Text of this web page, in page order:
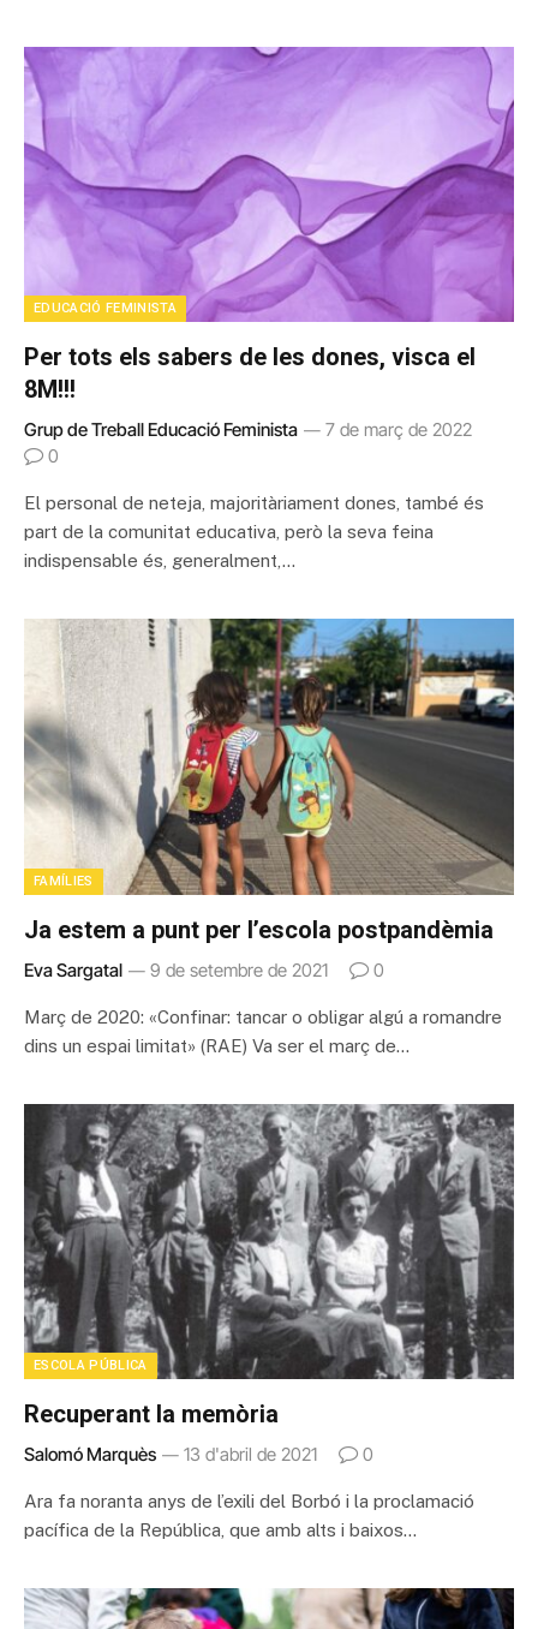
EDUCACIÓ FEMINISTA
Per tots els sabers de les dones, visca el
8M!!!
Grup de Treball Educació Feminista
7 de març de 2022
0
El personal de neteja, majoritàriament dones, també és
part de la comunitat educativa, però la seva feina
indispensable és, generalment,…
FAMÍLIES
Ja estem a punt per l’escola postpandèmia
Eva Sargatal 9 de setembre de 2021 0
Març de 2020: «Confinar: tancar o obligar algú a romandre
dins un espai limitat» (RAE) Va ser el març de…
ESCOLA PÚBLICA
Recuperant la memòria
Salomó Marquès 13 d'abril de 2021 0
Ara fa noranta anys de l’exili del Borbó i la proclamació
pacífica de la República, que amb alts i baixos…